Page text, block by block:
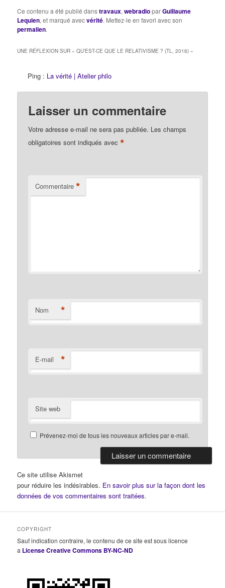
Ce contenu a été publié danstravaux,webradioparGuillaume
Lequien, et marqué avecvérité. Mettez-le en favori avec son
permalien.
UNE RÉFLEXION SUR «QU’EST-CE QUE LE RELATIVISME ? (TL, 2016) »
Ping : La vérité | Atelier philo
Laisser un commentaire
Votre adresse e-mail ne sera pas publiée. Les champs
obligatoires sont indiqués avec*
Commentaire *
Nom *
E-mail *
Site web
Prévenez-moi de tous les nouveaux articles par e-mail.
Ce site utilise Akismet
pour réduire les indésirables. En savoir plus sur la façon dont les
données de vos commentaires sont traitées.
COPYRIGHT
Sauf indication contraire, le contenu de ce site est sous licence
a License Creative Commons BY-NC-ND